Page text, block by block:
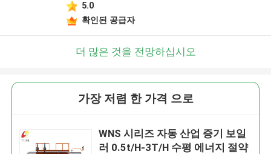
5.0
확인된 공급자
더 많은 것을 전망하십시오
가장 저렴 한 가격 으로
WNS 시리즈 자동 산업 증기 보일
러 0.5t/H-3T/H 수평 에너지 절약